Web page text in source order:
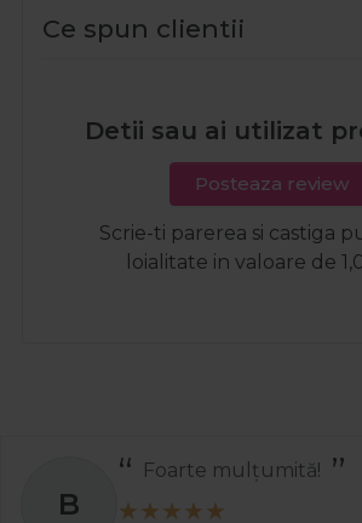
Ce spun clientii
Detii sau ai utilizat
Posteaza review
Scrie-ti parerea si castiga
loialitate in valoare de
B
Foarte mulțumită!